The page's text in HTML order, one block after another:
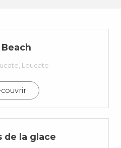
Leucate
de la glace